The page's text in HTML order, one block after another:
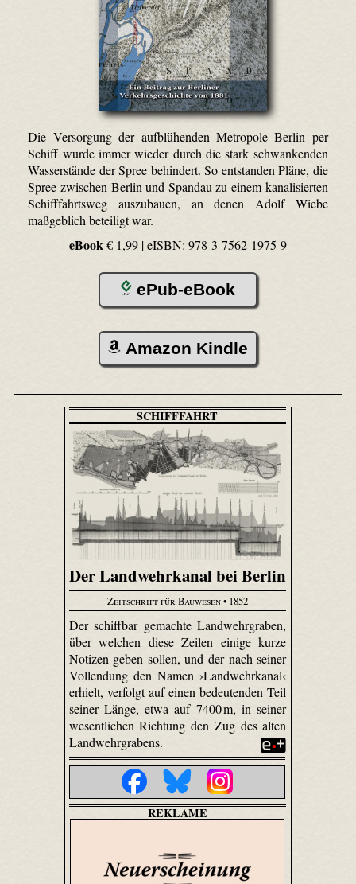
Die Versorgung der aufblühenden Metropole Berlin per
Schiff wurde immer wieder durch die stark schwankenden
Wasserstände der Spree behindert. So entstanden Pläne, die
Spree zwischen Berlin und Spandau zu einem kanalisierten
Schifffahrtsweg auszubauen, an denen Adolf Wiebe
maßgeblich beteiligt war.
eBook€ 1,99 |eISBN: 978-3-7562-1975-9
ePub-eBook
Amazon Kindle
SCHIFFFAHRT
Der Landwehrkanal bei Berlin
Zeitschrift für Bauwesen• 1852
Der schiffbar gemachte Landwehrgraben,
über welchen diese Zeilen einige kurze
Notizen geben sollen, und der nach seiner
Vollendung den Namen ›Landwehrkanal‹
erhielt, verfolgt auf einen bedeutenden Teil
seiner Länge, etwa auf 7400 m, in seiner
wesentlichen Richtung den Zug des alten
Landwehrgrabens.
REKLAME